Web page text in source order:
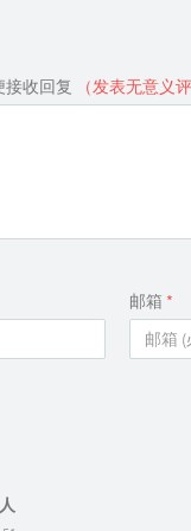
收回复 （发表无意义
邮箱 *